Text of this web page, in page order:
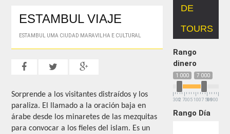
ESTAMBUL VIAJE
ESTAMBUL UMA CIUDAD MARAVILHA E CULTURAL
Sorprende a los visitantes distraídos y los
paraliza. El llamado a la oración baja en
árabe desde los minaretes de las mezquitas
para convocar a los fieles del islam. Es un
DE
TOURS
Rango
dinero
1 000 7 000
3002 700 5 100 7 5009 900
Rango Día